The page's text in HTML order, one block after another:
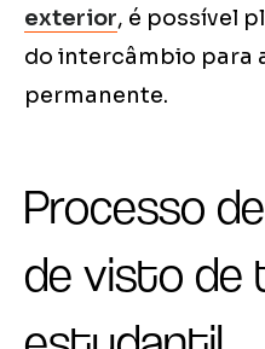
exterior, é possível
do intercâmbio para
permanente.
Processo
de visto de